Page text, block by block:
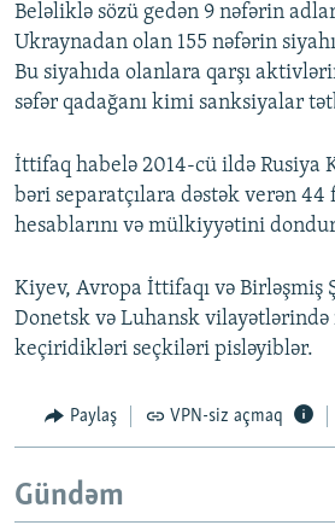
Beləliklə sözü gedən 9 nəfərin
Ukraynadan olan 155 nəfərin
Bu siyahıda olanlara qarşı
səfər qadağanı kimi sanksiyalar
İttifaq habelə 2014-cü ildə Rusiya
bəri separatçılara dəstək verən
hesablarını və mülkiyyətini
Kiyev, Avropa İttifaqı və Birləşmiş
Donetsk və Luhansk vilayətlərində
keçiridikləri seçkiləri pisləyiblər.
Paylaş VPN-siz açmaq
Gündəm